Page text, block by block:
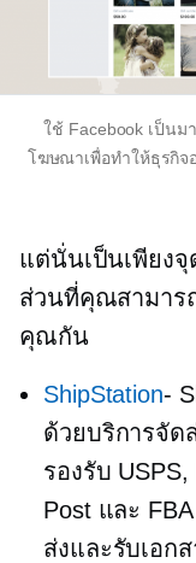
ใช้ Facebook เป็นม
โฆษณาเพื่อทำให้ธุรกิจ
แต่นั่นเป็นเพียง
ส่วนที่คุณสามาร
คุณกัน
ShipStation-
ด้วยบริการจัด
รองรับ
Post และ
ส่งและรับเอก